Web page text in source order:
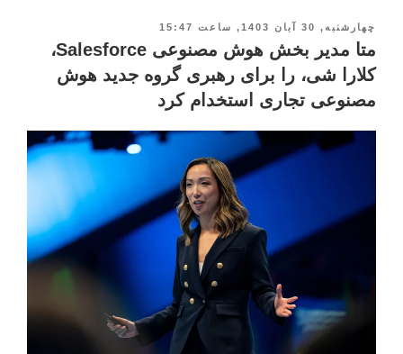
چهارشنبه, 30 آبان 1403, ساعت 15:47
متا مدیر بخش هوش مصنوعی Salesforce،
کلارا شی، را برای رهبری گروه جدید هوش
مصنوعی تجاری استخدام کرد